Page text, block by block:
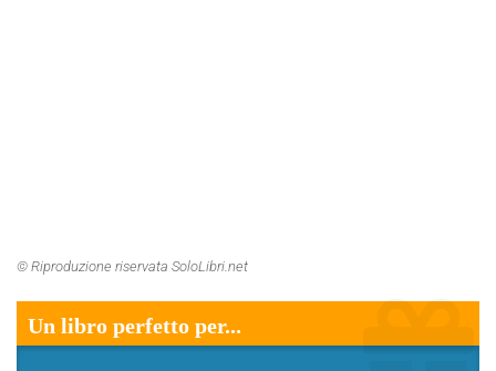
© Riproduzione riservata SoloLibri.net
Un libro perfetto per...